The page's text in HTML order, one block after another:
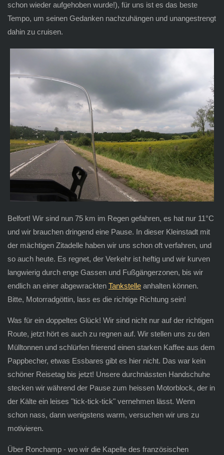
schon wieder aufgehoben wurde!), für uns ist es das beste
Tempo, um seinen Gedanken nachzuhängen und unangestrengt
dahin zu cruisen.
Belfort! Wir sind nun 75 km im Regen gefahren, es hat nur 11°C
und wir brauchen dringend eine Pause. In dieser Kleinstadt mit
der mächtigen Zitadelle haben wir uns schon oft verfahren, und
so auch heute. Es regnet, der Verkehr ist heftig und wir kurven
langwierig durch enge Gassen und Fußgängerzonen, bis wir
endlich an einer abgewrackten Tankstelleanhalten können.
Bitte, Motorradgöttin, lass es die richtige Richtung sein!
Was für ein doppeltes Glück! Wir sind nicht nur auf der richtigen
Route, jetzt hört es auch zu regnen auf. Wir stellen uns zu den
Mülltonnen und schlürfen frierend einen starken Kaffee aus dem
Pappbecher, etwas Essbares gibt es hier nicht. Das war kein
schöner Reisetag bis jetzt! Unsere durchnässten Handschuhe
stecken wir während der Pause zum heissen Motorblock, der in
der Kälte ein leises "tick-tick-tick" vernehmen lässt. Wenn
schon nass, dann wenigstens warm, versuchen wir uns zu
motivieren.
Über Ronchamp - wo wir die Kapelle des französischen